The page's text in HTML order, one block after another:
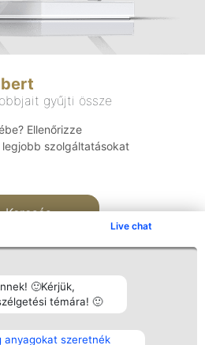
Live chat
🙂Kérjük,
témára! 🙂
anyagokat szeretnék
gyűjti össze
Ellenőrizze
szolgáltatásokat
Keresés
Népszavazás
Nyertesek
Elérhetőség
Elérhetőség